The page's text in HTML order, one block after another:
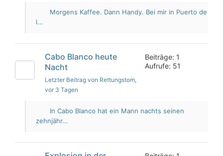
Morgens Kaffee. Dann Handy. Bei mir in Puerto de
l...
Cabo Blanco heute
Nacht
Letzter Beitrag von Rettungstom,
vor 3 Tagen
Beiträge: 1
Aufrufe: 51
In Cabo Blanco hat ein Mann nachts seinen
zehnjähr...